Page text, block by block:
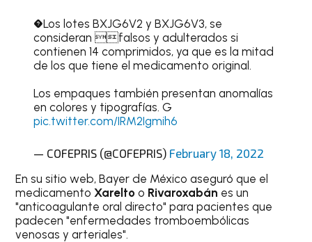
�Los lotes BXJG6V2 y BXJG6V3, se
consideran falsos y adulterados si
contienen 14 comprimidos, ya que es la mitad
de los que tiene el medicamento original.
Los empaques también presentan anomalías
en colores y tipografías. G
pic.twitter.com/IRM2Igmih6
— COFEPRIS (@COFEPRIS) February 18, 2022
En su sitio web, Bayer de México aseguró que el
medicamentoXarelto o Rivaroxabán es un
"anticoagulante oral directo" para pacientes que
padecen "enfermedades tromboembólicas
venosas y arteriales".